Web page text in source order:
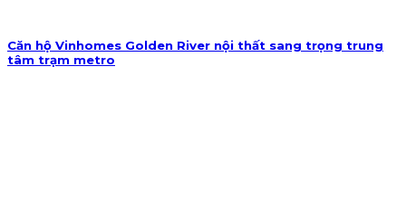
Căn hộ Vinhomes Golden River nội thất sang trọng trung
tâm trạm metro